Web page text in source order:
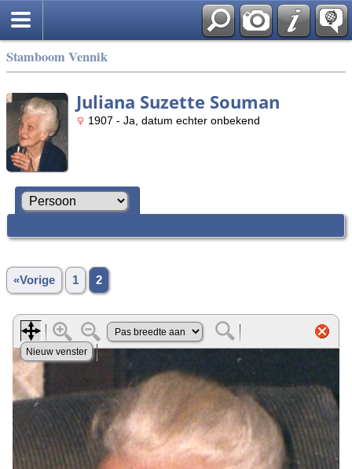
Stamboom Vennik
Juliana Suzette Souman
1907 - Ja, datum echter onbekend
«Vorige 1 2